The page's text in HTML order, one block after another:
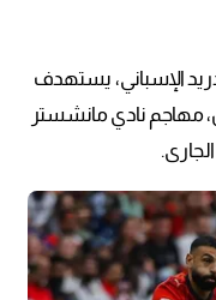
الإسباني، يستهدف
مهاجم نادي مانشستر